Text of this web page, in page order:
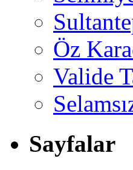
Öz
Valide
Sayfalar